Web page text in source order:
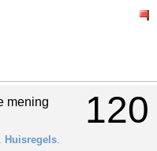
120
mening
Huisregels